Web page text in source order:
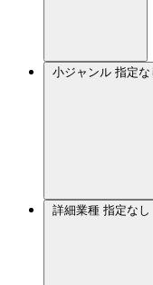
小ジャンル 指定な
詳細業種 指定なし